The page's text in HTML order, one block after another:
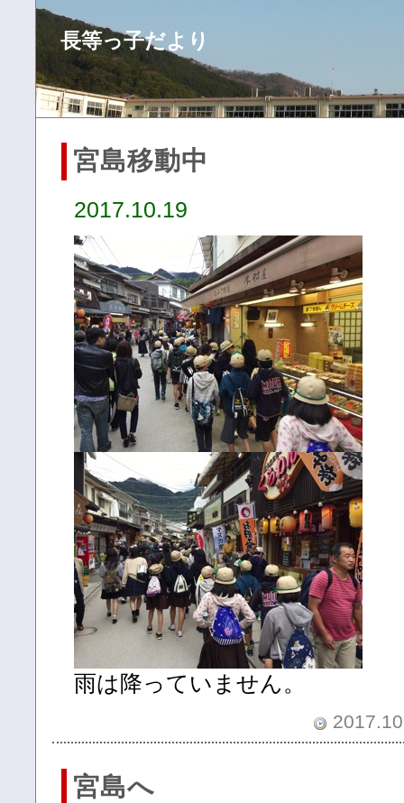
長等っ子だより
宮島移動中
2017.10.19
雨は降っていません。
宮島へ